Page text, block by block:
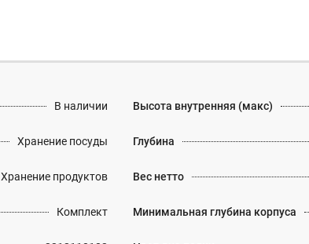
В наличии
Хранение посуды
Хранение продуктов
Комплект
Высота внутренняя (макс)
Глубина
Вес нетто
Минимальная глубина корпуса